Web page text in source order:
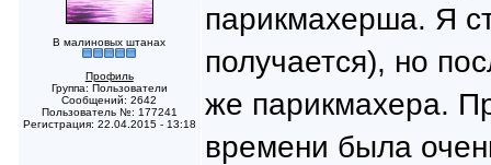
В малиновых штанах
Профиль
Группа: Пользователи
Сообщений: 2642
Пользователь №: 177241
Регистрация: 22.04.2015 - 13:18
парикмахерша. Я
получается), но
же парикмахера.
времени была